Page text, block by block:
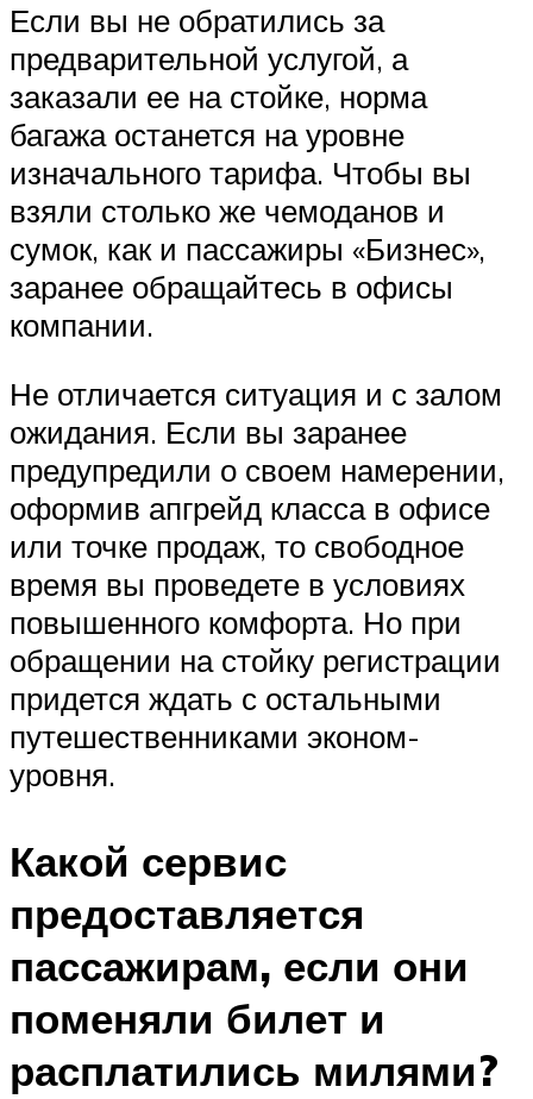
Если вы не обратились за
предварительной услугой, а
заказали ее на стойке, норма
багажа останется на уровне
изначального тарифа. Чтобы вы
взяли столько же чемоданов и
сумок, как и пассажиры «Бизнес»,
заранее обращайтесь в офисы
компании.
Не отличается ситуация и с залом
ожидания. Если вы заранее
предупредили о своем намерении,
оформив апгрейд класса в офисе
или точке продаж, то свободное
время вы проведете в условиях
повышенного комфорта. Но при
обращении на стойку регистрации
придется ждать с остальными
путешественниками эконом-
уровня.
Какой сервис
предоставляется
пассажирам, если они
поменяли билет и
расплатились милями?